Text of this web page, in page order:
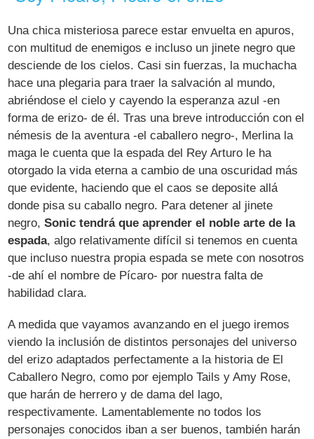
Una chica misteriosa parece estar envuelta en apuros,
con multitud de enemigos e incluso un jinete negro que
desciende de los cielos. Casi sin fuerzas, la muchacha
hace una plegaria para traer la salvación al mundo,
abriéndose el cielo y cayendo la esperanza azul -en
forma de erizo- de él. Tras una breve introducción con el
némesis de la aventura -el caballero negro-, Merlina la
maga le cuenta que la espada del Rey Arturo le ha
otorgado la vida eterna a cambio de una oscuridad más
que evidente, haciendo que el caos se deposite allá
donde pisa su caballo negro. Para detener al jinete
negro,Sonic tendrá que aprender el noble arte de la
espada, algo relativamente difícil si tenemos en cuenta
que incluso nuestra propia espada se mete con nosotros
-de ahí el nombre de Pícaro- por nuestra falta de
habilidad clara.
A medida que vayamos avanzando en el juego iremos
viendo la inclusión de distintos personajes del universo
del erizo adaptados perfectamente a la historia de El
Caballero Negro, como por ejemplo Tails y Amy Rose,
que harán de herrero y de dama del lago,
respectivamente. Lamentablemente no todos los
personajes conocidos iban a ser buenos, también harán